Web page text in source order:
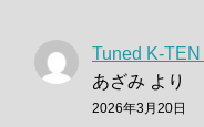
Tuned K-TEN
あざみ より
2026年3月20日